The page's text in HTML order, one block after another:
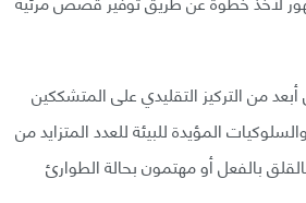
أبعد من التركيز التقليدي على المتشككين
المؤيدة للبيئة للعدد المتزايد من
بالفعل أو مهتمون بحالة الطوارئ